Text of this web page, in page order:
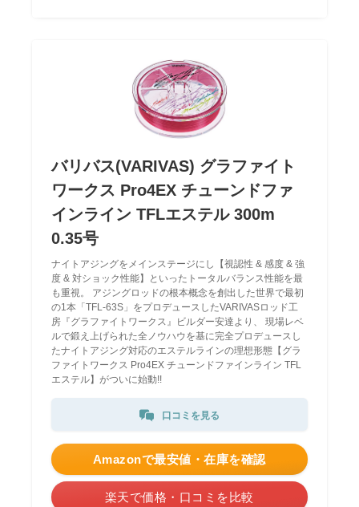
バリバス(VARIVAS) グラファイト
ワークス Pro4EX チューンドファ
インライン TFLエステル 300m
0.35号
ナイトアジングをメインステージにし【視認性 & 感度 & 強
度 & 対ショック性能】といったトータルバランス性能を最
も重視。 アジングロッドの根本概念を創出した世界で最初
の1本「TFL-63S」をプロデュースしたVARIVASロッド工
房『グラファイトワークス』ビルダー安達より、 現場レベ
ルで鍛え上げられた全ノウハウを基に完全プロデュースし
たナイトアジング対応のエステルラインの理想形態【グラ
ファイトワークス Pro4EX チューンドファインライン TFL
エステル】がついに始動!!
口コミを見る
Amazonで最安値・在庫を確認
楽天で価格・口コミを比較